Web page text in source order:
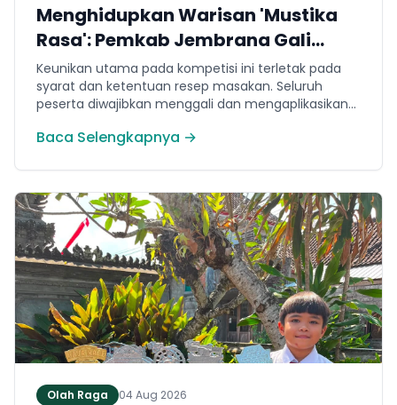
Menghidupkan Warisan 'Mustika
Rasa': Pemkab Jembrana Gali
Keteladanan Bung Karno Lewat
Lomba Cipta Menu Kuliner
Keunikan utama pada kompetisi ini terletak pada
syarat dan ketentuan resep masakan. Seluruh
peserta diwajibkan menggali dan mengaplikasikan
Mustika Rasa—buku kumpulan resep Nusantara
Indonesia, Ir. Soekarno. Melalui panduan resep
historis tersebut, para peserta berhasil
menghidangkan berbagai kreasi olahan pangan
lokal yang tidak hanya lezat tetapi juga bergizi,
beragam, aman dan seimbang.
Baca Selengkapnya →
Olah Raga 04 Aug 2026